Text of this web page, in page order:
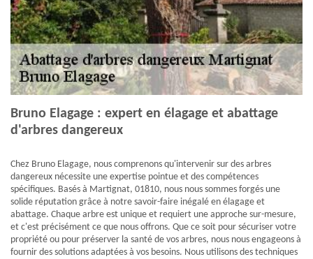
Bruno Elagage : expert en élagage et abattage
d'arbres dangereux
Chez Bruno Elagage, nous comprenons qu'intervenir sur des arbres
dangereux nécessite une expertise pointue et des compétences
spécifiques. Basés à Martignat, 01810, nous nous sommes forgés une
solide réputation grâce à notre savoir-faire inégalé en élagage et
abattage. Chaque arbre est unique et requiert une approche sur-mesure,
et c'est précisément ce que nous offrons. Que ce soit pour sécuriser votre
propriété ou pour préserver la santé de vos arbres, nous nous engageons à
fournir des solutions adaptées à vos besoins. Nous utilisons des techniques